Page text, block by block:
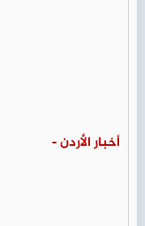
أخبار الأردن -